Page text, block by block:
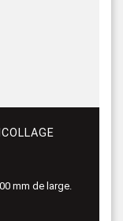
mm de large.